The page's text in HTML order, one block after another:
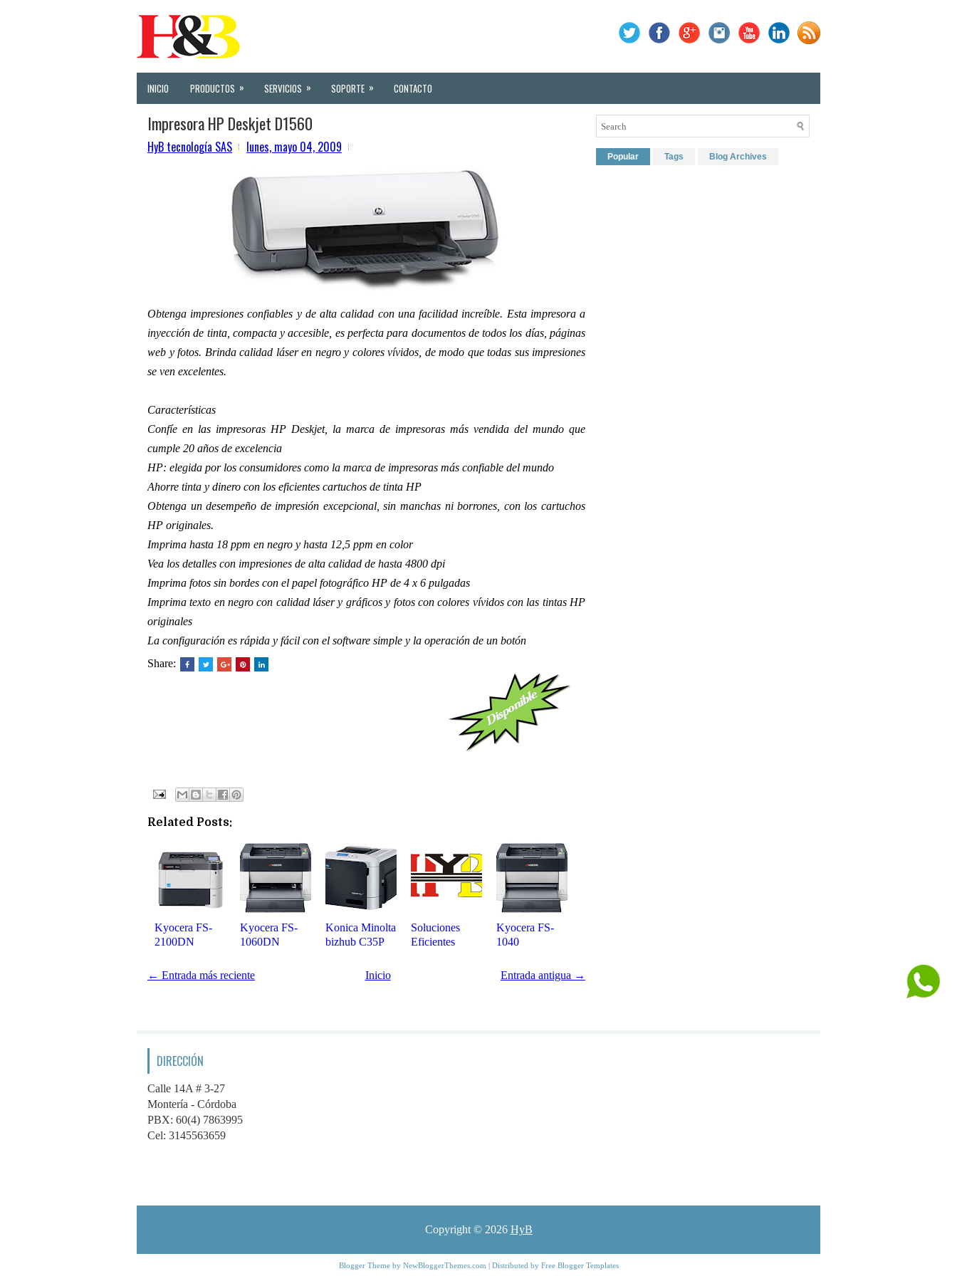
INICIO PRODUCTOS » SERVICIOS » SOPORTE » CONTACTO
Impresora HP Deskjet D1560
HyB tecnología SAS lunes, mayo 04, 2009
Obtenga impresiones confiables y de alta calidad con una facilidad increíble. Esta impresora a
inyección de tinta, compacta y accesible, es perfecta para documentos de todos los días, páginas
web y fotos. Brinda calidad láser en negro y colores vívidos, de modo que todas sus impresiones
se ven excelentes.
Características
Confíe en las impresoras HP Deskjet, la marca de impresoras más vendida del mundo que
cumple 20 años de excelencia
HP: elegida por los consumidores como la marca de impresoras más confiable del mundo
Ahorre tinta y dinero con los eficientes cartuchos de tinta HP
Obtenga un desempeño de impresión excepcional, sin manchas ni borrones, con los cartuchos
HP originales.
Imprima hasta 18 ppm en negro y hasta 12,5 ppm en color
Vea los detalles con impresiones de alta calidad de hasta 4800 dpi
Imprima fotos sin bordes con el papel fotográfico HP de 4 x 6 pulgadas
Imprima texto en negro con calidad láser y gráficos y fotos con colores vívidos con las tintas HP
originales
La configuración es rápida y fácil con el software simple y la operación de un botón
Share:
Related Posts:
Kyocera FS-
2100DN
Kyocera FS-
1060DN
Konica Minolta
bizhub C35P
Soluciones
Eficientes
Kyocera FS-
1040
← Entrada más reciente Entrada antigua →
Inicio
Popular Tags Blog Archives
DIRECCIÓN
Calle 14A # 3-27
Montería - Córdoba
PBX: 60(4) 7863995
Cel: 3145563659
Copyright © 2026 HyB
Blogger Theme by NewBloggerThemes.com | Distributed by Free Blogger Templates